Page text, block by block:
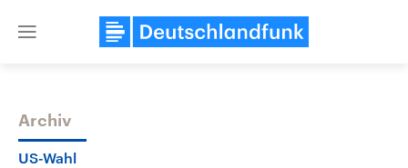
Close
Themen
Archiv
US-Wahl